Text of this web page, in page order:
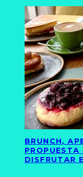
BRUNCH,
DISFRUTAR